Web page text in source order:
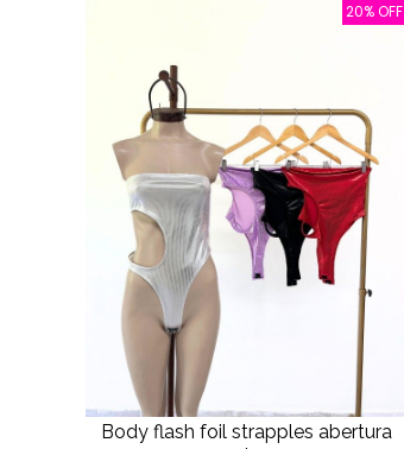
20% OFF
Body flash foil strapples abertura